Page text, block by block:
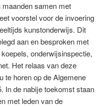
samen met
voorstel voor de invoering
kunstonderwijs. Dit
aan en besproken met
onderwijsinspectie,
Het relaas van deze
te horen op de Algemene
In de nabije toekomst staan
met leden van de